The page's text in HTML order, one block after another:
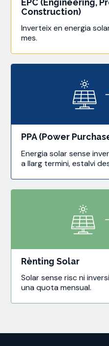
Construction)
Inverteix en energia
mes.
PPA (Power
Energia solar sense
a llarg termini, estalvi
Rènting Solar
Solar sense risc ni
una quota mensual.